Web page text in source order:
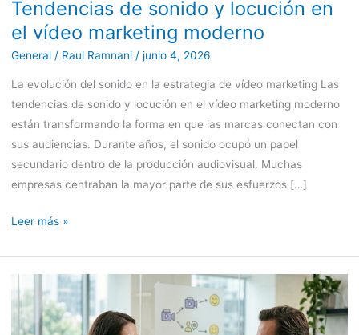
Tendencias de sonido y locución en
el vídeo marketing moderno
General/ Raul Ramnani / junio 4, 2026
La evolución del sonido en la estrategia de vídeo marketing Las
tendencias de sonido y locución en el vídeo marketing moderno
están transformando la forma en que las marcas conectan con
sus audiencias. Durante años, el sonido ocupó un papel
secundario dentro de la producción audiovisual. Muchas
empresas centraban la mayor parte de sus esfuerzos […]
Leer más »
testimonial
B2B: